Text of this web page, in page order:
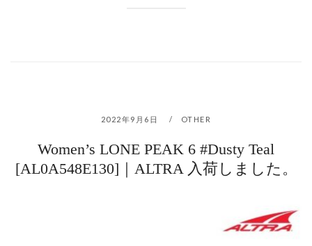
2022年9月6日 OTHER
Women’s LONE PEAK 6 #Dusty Teal
[AL0A548E130]｜ALTRA 入荷しました。